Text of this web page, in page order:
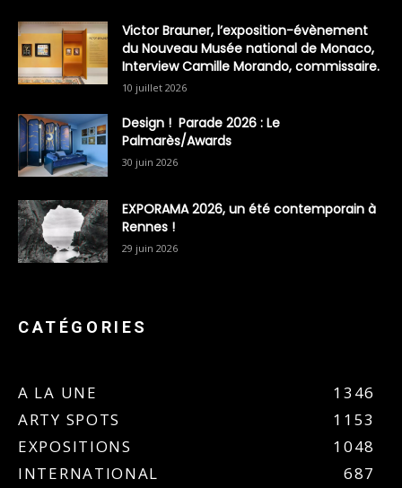
Victor Brauner, l’exposition-évènement
du Nouveau Musée national de Monaco,
Interview Camille Morando, commissaire.
10 juillet 2026
Design ! Parade 2026 : Le
Palmarès/Awards
30 juin 2026
EXPORAMA 2026, un été contemporain à
Rennes !
29 juin 2026
CATÉGORIES
A LA UNE
1346
ARTY SPOTS
1153
EXPOSITIONS
1048
INTERNATIONAL
687